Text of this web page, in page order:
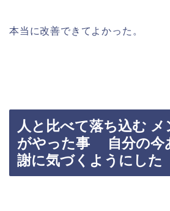
本当に改善できてよかった。
人と比べて落ち込む
がやった事 自分の今
謝に気づくようにした